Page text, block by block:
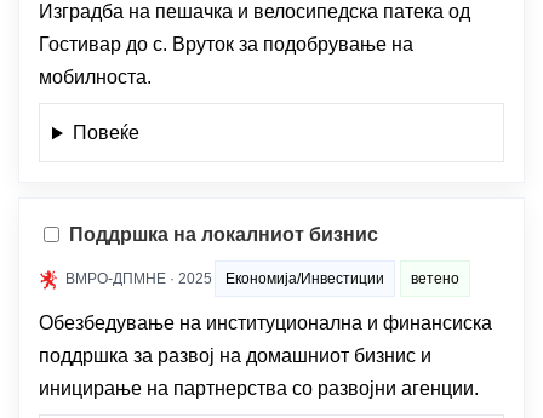
Изградба на пешачка и велосипедска патека од
Гостивар до с. Вруток за подобрување на
мобилноста.
Повеќе
Поддршка на локалниот бизнис
ВМРО-ДПМНЕ · 2025 Економија/Инвестиции ветено
Обезбедување на институционална и финансиска
поддршка за развој на домашниот бизнис и
иницирање на партнерства со развојни агенции.